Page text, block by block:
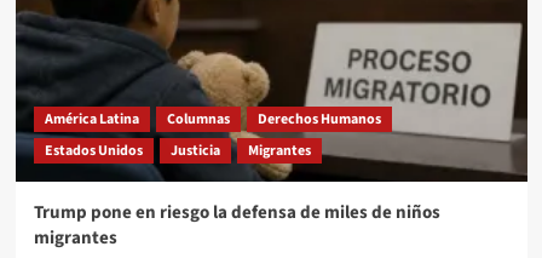
América Latina Columnas
Derechos Humanos
Estados Unidos
Justicia Migrantes
Trump pone en riesgo la defensa de miles de niños
migrantes